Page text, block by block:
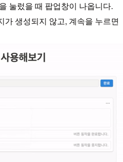
눌렀을 때 팝업창이 나옵니다.
가 생성되지 않고, 계속을 누르면